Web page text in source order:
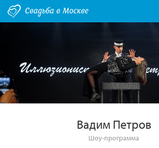
Вадим Петров
Шоу-программа